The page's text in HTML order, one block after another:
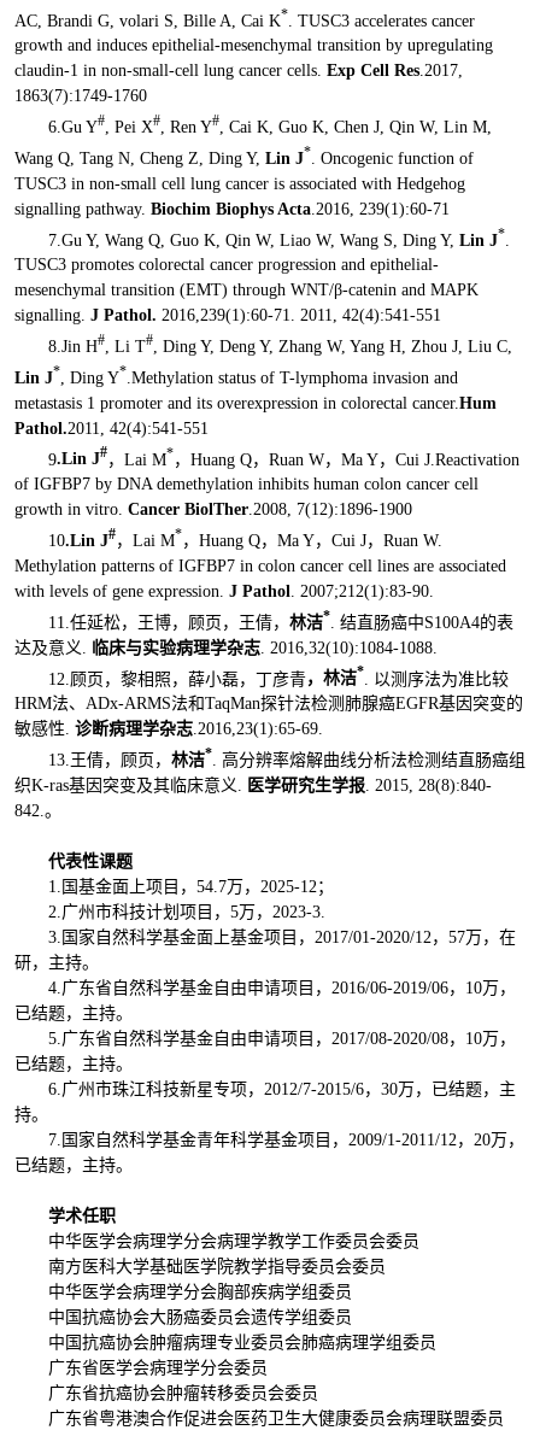
AC, Brandi G, volari S, Bille A, Cai K* . TUSC3 accelerates cancer
growth and induces epithelial-mesenchymal transition by upregulating
claudin-1 in non-small-cell lung cancer cells. Exp Cell Res.2017,
1863(7):1749-1760
6.Gu Y#, Pei X#, Ren Y#, Cai K, Guo K, Chen J, Qin W, Lin M,
Wang Q, Tang N, Cheng Z, Ding Y, Lin J* . Oncogenic function of
TUSC3 in non-small cell lung cancer is associated with Hedgehog
signalling pathway. Biochim Biophys Acta.2016, 239(1):60-71
7.Gu Y, Wang Q, Guo K, Qin W, Liao W, Wang S, Ding Y, Lin J*
TUSC3 promotes colorectal cancer progression and epithelial-
mesenchymal transition (EMT) through WNT/β-catenin and MAPK
signalling. J Pathol. 2016,239(1):60-71. 2011, 42(4):541-551
8.Jin H#, Li T#, Ding Y, Deng Y, Zhang W, Yang H, Zhou J, Liu C,
Lin J* , Ding Y* .Methylation status of T-lymphoma invasion and
metastasis 1 promoter and its overexpression in colorectal cancer. Hum
Pathol.2011, 42(4):541-551
9.Lin J#，Lai M*，Huang Q，Ruan W，Ma Y，Cui J.Reactivation
of IGFBP7 by DNA demethylation inhibits human colon cancer cell
growth in vitro. Cancer BiolTher.2008, 7(12):1896-1900
10.Lin J#，Lai M*，Huang Q，Ma Y，Cui J，Ruan W.
Methylation patterns of IGFBP7 in colon cancer cell lines are associated
with levels of gene expression. J Pathol
. 2007;212(1):83-90.
11.任延松，王博，顾页，王倩， 林洁* . 结直肠癌中S100A4的表
达及意义. 临床与实验病理学杂志. 2016,32(10):1084-1088.
12.顾页，黎相照，薛小磊，丁彦青，林洁* . 以测序法为准比较
HRM法、ADx-ARMS法和TaqMan探针法检测肺腺癌EGFR基因突变的
敏感性. 诊断病理学杂志.2016,23(1):65-69.
13.王倩，顾页， 林洁* . 高分辨率熔解曲线分析法检测结直肠癌组
织K-ras基因突变及其临床意义.
医学研究生学报. 2015, 28(8):840-
842.。
代表性课题
1.国基金面上项目，54.7万，2025-12；
2.广州市科技计划项目，5万，2023-3.
3.国家自然科学基金面上基金项目，2017/01-2020/12，57万，在
研，主持。
4.广东省自然科学基金自由申请项目，2016/06-2019/06，10万，
已结题，主持。
5.广东省自然科学基金自由申请项目，2017/08-2020/08，10万，
已结题，主持。
6.广州市珠江科技新星专项，2012/7-2015/6，30万，已结题，主
持。
7.国家自然科学基金青年科学基金项目，2009/1-2011/12，20万，
已结题，主持。
学术任职
中华医学会病理学分会病理学教学工作委员会委员
南方医科大学基础医学院教学指导委员会委员
中华医学会病理学分会胸部疾病学组委员
中国抗癌协会大肠癌委员会遗传学组委员
中国抗癌协会肿瘤病理专业委员会肺癌病理学组委员
广东省医学会病理学分会委员
广东省抗癌协会肿瘤转移委员会委员
广东省粤港澳合作促进会医药卫生大健康委员会病理联盟委员